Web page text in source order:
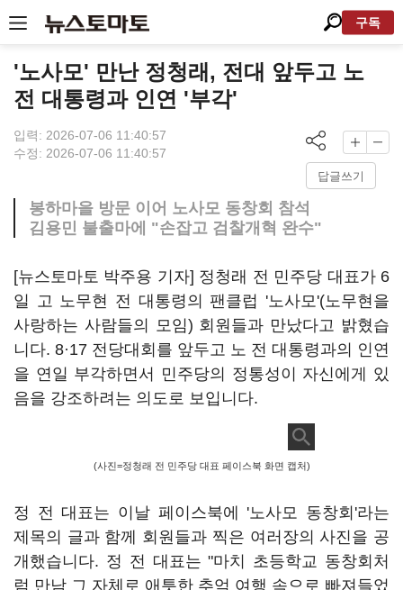
구독
'노사모' 만난 정청래, 전대 앞두고 노
전 대통령과 인연 '부각'
입력: 2026-07-06 11:40:57
수정: 2026-07-06 11:40:57
답글쓰기
봉하마을 방문 이어 노사모 동창회 참석
김용민 불출마에 "손잡고 검찰개혁 완수"
[뉴스토마토 박주용 기자] 정청래 전 민주당 대표가 6
일 고 노무현 전 대통령의 팬클럽 '노사모'(노무현을
사랑하는 사람들의 모임) 회원들과 만났다고 밝혔습
니다. 8·17 전당대회를 앞두고 노 전 대통령과의 인연
을 연일 부각하면서 민주당의 정통성이 자신에게 있
음을 강조하려는 의도로 보입니다.
(사진=정청래 전 민주당 대표 페이스북 화면 캡처)
정 전 대표는 이날 페이스북에 '노사모 동창회'라는
제목의 글과 함께 회원들과 찍은 여러장의 사진을 공
개했습니다. 정 전 대표는 "마치 초등학교 동창회처
럼 만남 그 자체로 애틋한 추억 여행 속으로 빠져들었